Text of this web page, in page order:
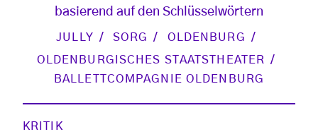
basierend auf den Schlüsselwörtern
JULLY SORG
OLDENBURG
OLDENBURGISCHES STAATSTHEATER
BALLETTCOMPAGNIE OLDENBURG
KRITIK